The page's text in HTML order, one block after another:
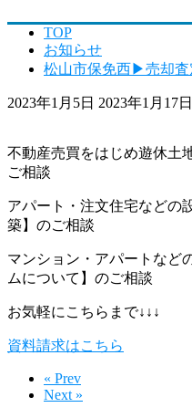
TOP
お知らせ
松山市保免西▶売却査
2023年1月5日 2023年1月17日
不動産売買をはじめ遊休土
ご相談
アパート・注文住宅などの
築】のご相談
マンション・アパートなど
ムについて】のご相談
お気軽にこちらまで↓↓↓
資料請求はこちら
« Prev
Next »